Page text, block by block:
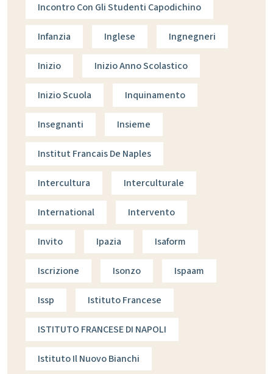
Incontro Con Gli Studenti Capodichino
Infanzia Inglese Ingnegneri
Inizio Inizio Anno Scolastico
Inizio Scuola Inquinamento
Insegnanti Insieme
Institut Francais De Naples
Intercultura Interculturale
International Intervento
Invito Ipazia Isaform
Iscrizione Isonzo Ispaam
Issp Istituto Francese
ISTITUTO FRANCESE DI NAPOLI
Istituto Il Nuovo Bianchi